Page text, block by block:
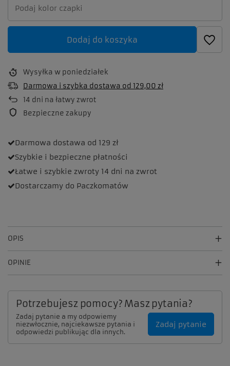
Dodaj do koszyka
Wysyłka w poniedziałek
Darmowa i szybka dostawa od 129,00 zł
14 dni na łatwy zwrot
Bezpieczne zakupy
Darmowa dostawa od 129 zł
Szybkie i bezpieczne płatności
Łatwe i szybkie zwroty 14 dni na zwrot
Dostarczamy do Paczkomatów
OPIS
OPINIE
Potrzebujesz pomocy? Masz pytania?
Zadaj pytanie a my odpowiemy
niezwłocznie, najciekawsze pytania i
odpowiedzi publikując dla innych.
Zadaj pytanie